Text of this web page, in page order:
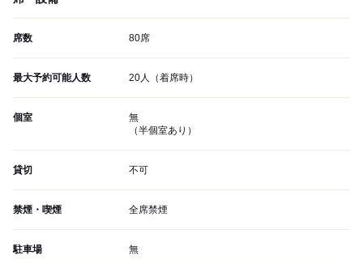
席数 80席
最大予約可能人数 20人（着席時）
個室
無
（半個室あり）
貸切 不可
禁煙・喫煙 全席禁煙
駐車場 無